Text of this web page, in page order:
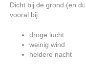
Dicht bij de grond (en
vooral bij:
droge lucht
weinig wind
heldere nacht